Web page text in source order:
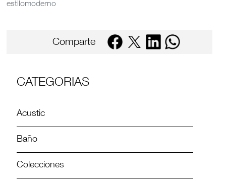
estilomoderno
Comparte
CATEGORIAS
Acustic
Baño
Colecciones